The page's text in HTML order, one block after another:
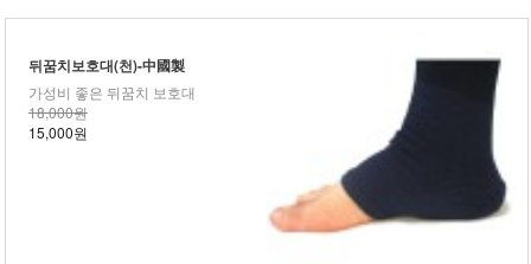
뒤꿈치보호대(천)-中國製
가성비 좋은 뒤꿈치 보호대
18,000원
15,000원